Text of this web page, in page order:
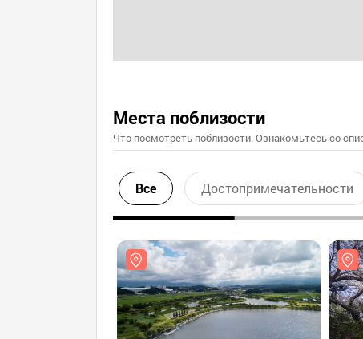
Места поблизости
Что посмотреть поблизости. Ознакомьтесь со
Все Достопримечательности